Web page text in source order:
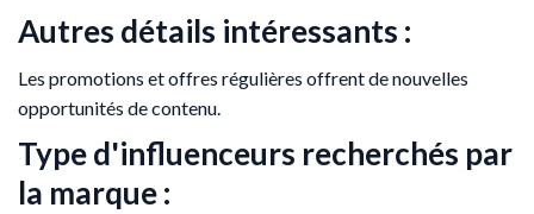
Autres détails intéressants :
Les promotions et offres régulières offrent de nouvelles
opportunités de contenu.
Type d'influenceurs recherchés par
la marque :